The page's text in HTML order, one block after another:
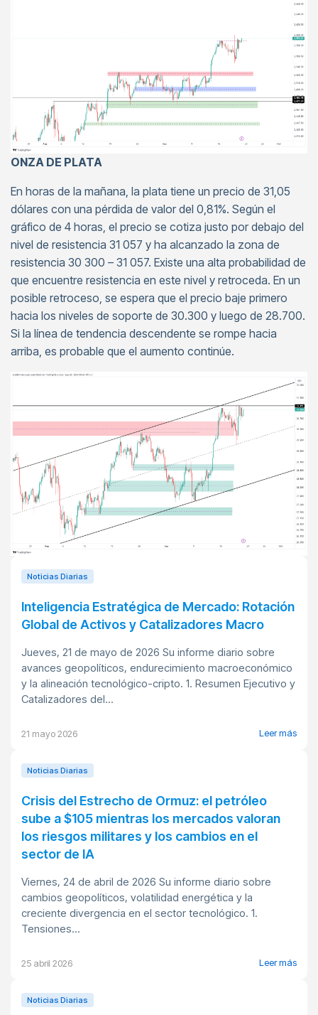
ONZA DE PLATA
En horas de la mañana, la plata tiene un precio de 31,05
dólares con una pérdida de valor del 0,81%. Según el
gráfico de 4 horas, el precio se cotiza justo por debajo del
nivel de resistencia 31 057 y ha alcanzado la zona de
resistencia 30 300 – 31 057. Existe una alta probabilidad de
que encuentre resistencia en este nivel y retroceda. En un
posible retroceso, se espera que el precio baje primero
hacia los niveles de soporte de 30.300 y luego de 28.700.
Si la línea de tendencia descendente se rompe hacia
arriba, es probable que el aumento continúe.
Noticias Diarias
Inteligencia Estratégica de Mercado: Rotación
Global de Activos y Catalizadores Macro
Jueves, 21 de mayo de 2026 Su informe diario sobre
avances geopolíticos, endurecimiento macroeconómico
y la alineación tecnológico-cripto. 1. Resumen Ejecutivo y
Catalizadores del...
21 mayo 2026 Leer más
Noticias Diarias
Crisis del Estrecho de Ormuz: el petróleo
sube a $105 mientras los mercados valoran
los riesgos militares y los cambios en el
sector de IA
Viernes, 24 de abril de 2026 Su informe diario sobre
cambios geopolíticos, volatilidad energética y la
creciente divergencia en el sector tecnológico. 1.
Tensiones...
25 abril 2026 Leer más
Noticias Diarias